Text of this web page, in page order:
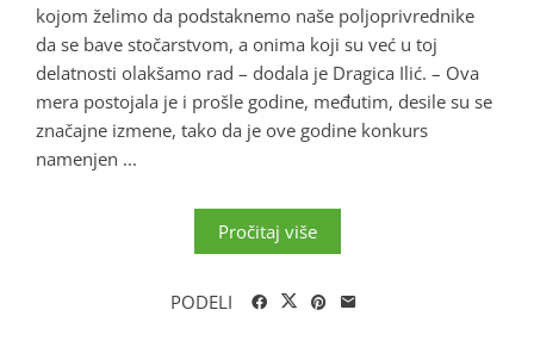
kojom želimo da podstaknemo naše poljoprivrednike
da se bave stočarstvom, a onima koji su već u toj
delatnosti olakšamo rad – dodala je Dragica Ilić. – Ova
mera postojala je i prošle godine, međutim, desile su se
značajne izmene, tako da je ove godine konkurs
namenjen ...
Pročitaj više
PODELI